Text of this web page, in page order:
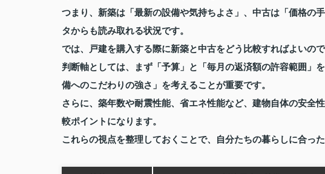
つまり、新築は「最新の設備や気持ちよさ」、中古は「価格の
タからも読み取れる状況です。
では、戸建を購入する際に新築と中古をどう比較すればよいので
判断軸としては、まず「予算」と「毎月の返済額の許容範囲」
備へのこだわりの強さ」を考えることが重要です。
さらに、築年数や耐震性能、省エネ性能など、建物自体の安全
較ポイントになります。
これらの視点を整理しておくことで、自分たちの暮らしに合っ